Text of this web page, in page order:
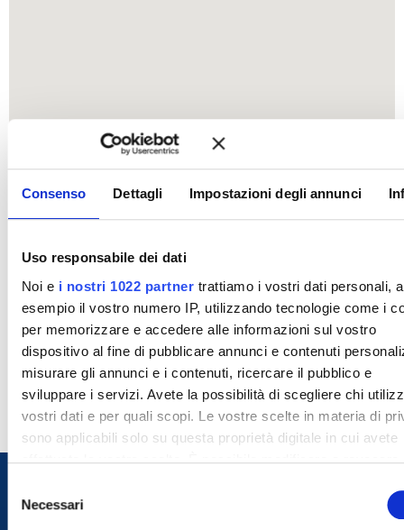
Consenso Dettagli Impostazioni degli annunci
Uso responsabile dei dati
Noi e i nostri 1022 partnertrattiamo i vostri dati personali,
esempio il vostro numero IP, utilizzando tecnologie come i
per memorizzare e accedere alle informazioni sul vostro
dispositivo al fine di pubblicare annunci e contenuti
misurare gli annunci e i contenuti, ricercare il pubblico e
sviluppare i servizi. Avete la possibilità di scegliere chi
vostri dati e per quali scopi. Le vostre scelte in materia di
sono applicabili solo su questa proprietà digitale in cui avete
effettuato le vostre scelte. È possibile modificare o revocare
cookie o facendo clic sull'icona di attivazione della privacy.
Necessari